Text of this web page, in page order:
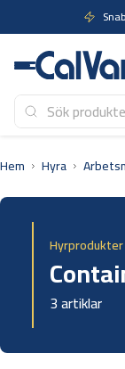
till
innehåll
Hem Hyra
Hyrprodukter
3 artiklar